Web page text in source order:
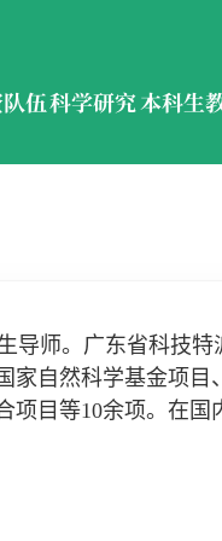
伍科学研究本科生
导师。广东省科技
家自然科学基金项
项目等10余项。在